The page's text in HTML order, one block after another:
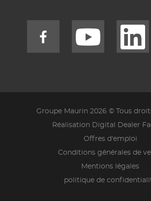
Groupe Maurin 2026 © Tous
Réalisation Digital Dealer
Offres d'emploi
Conditions générales de
Mentions légales
politique de